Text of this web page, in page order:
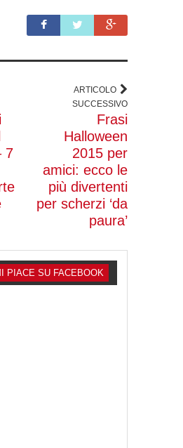
7
ARTICOLO
SUCCESSIVO
Frasi
Halloween
2015 per
amici: ecco le
più divertenti
per scherzi ‘da
paura’
PIACE SU FACEBOOK